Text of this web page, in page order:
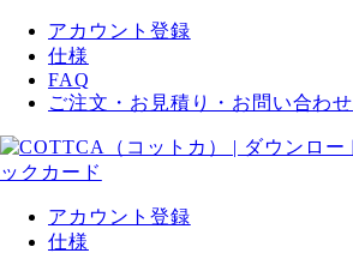
アカウント登録
仕様
FAQ
ご注文・お見積り・お問い合わせ
アカウント登録
仕様